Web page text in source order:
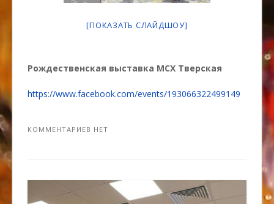
[ПОКАЗАТЬ СЛАЙДШОУ]
Рождественская выставка МСХ Тверская
https://www.facebook.com/events/193066322499149
КОММЕНТАРИЕВ НЕТ